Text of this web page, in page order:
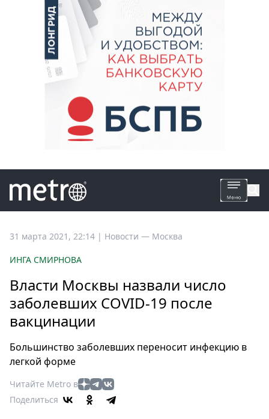
Все
Россия
Мир
Здоровье
Туризм
Мода
Театр
Кино
31 марта 2021, 22:14 | Новости — Москва
ИНГА СМИРНОВА
Власти Москвы назвали число
заболевших COVID-19 после
вакцинации
Большинство заболевших переносит инфекцию в
легкой форме
Читайте Metro в
Поделиться